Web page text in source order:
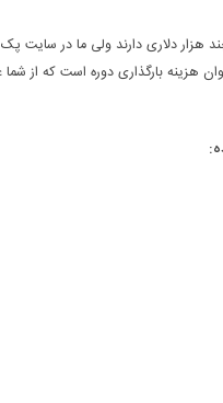
هزار دلاری دارند ولی ما در سایت
هزینه بارگذاری دوره است که از